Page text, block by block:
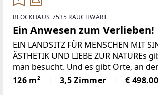
BLOCKHAUS 7535 RAUCHWART
Ein Anwesen zum Verlieben!
EIN LANDSITZ FÜR MENSCHEN MIT
ÄSTHETIK UND LIEBE ZUR NATUREs
man besucht. Und es gibt Orte, an
ankommt.In einer ruhigen Sackgasse
Rauchwarts entfaltet diese
126 m² 3,5 Zimmer €